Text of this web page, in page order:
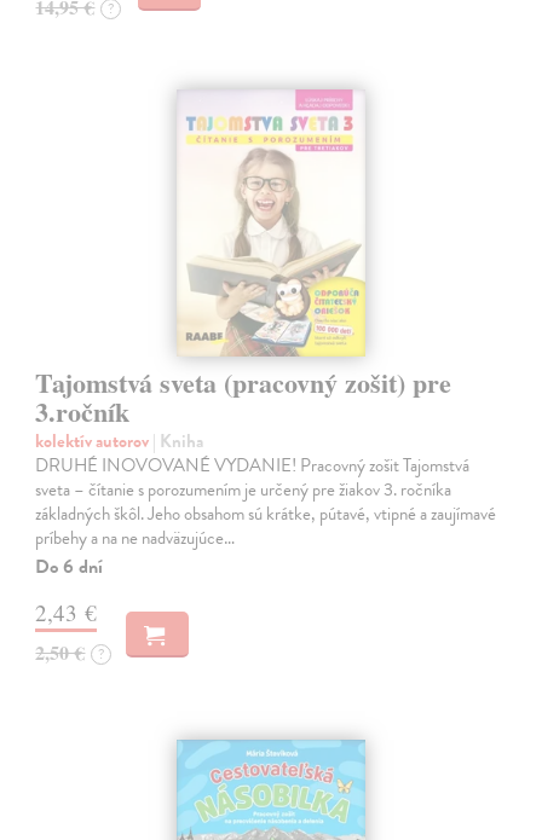
14,95 € ?
Tajomstvá sveta (pracovný zošit) pre
3.ročník
kolektív autorov| Kniha
DRUHÉ INOVOVANÉ VYDANIE! Pracovný zošit Tajomstvá
sveta – čítanie s porozumením je určený pre žiakov 3. ročníka
základných škôl. Jeho obsahom sú krátke, pútavé, vtipné a zaujímavé
príbehy a na ne nadväzujúce…
Do 6 dní
2,43 €
2,50 € ?